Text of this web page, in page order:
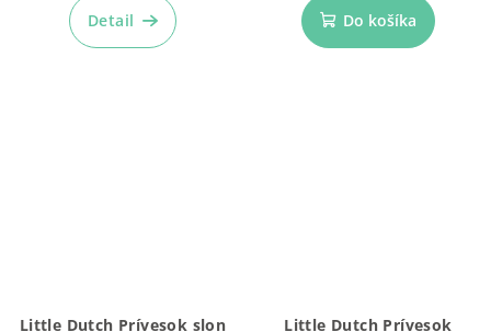
Detail Do košíka
Little Dutch Prívesok slon Little Dutch Prívesok